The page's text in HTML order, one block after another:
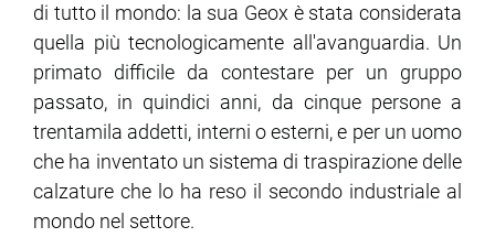
di tutto il mondo: la sua Geox è stata considerata
quella più tecnologicamente all'avanguardia. Un
primato difficile da contestare per un gruppo
passato, in quindici anni, da cinque persone a
trentamila addetti, interni o esterni, e per un uomo
che ha inventato un sistema di traspirazione delle
calzature che lo ha reso il secondo industriale al
mondo nel settore.